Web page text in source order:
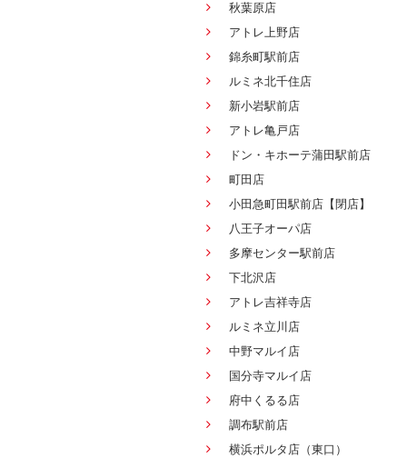
秋葉原店
アトレ上野店
錦糸町駅前店
ルミネ北千住店
新小岩駅前店
アトレ亀戸店
ドン・キホーテ蒲田駅前店
町田店
小田急町田駅前店【閉店】
八王子オーパ店
多摩センター駅前店
下北沢店
アトレ吉祥寺店
ルミネ立川店
中野マルイ店
国分寺マルイ店
府中くるる店
調布駅前店
横浜ポルタ店（東口）